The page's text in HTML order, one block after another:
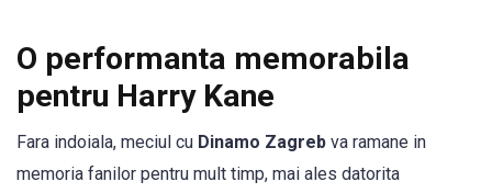
O performanta memorabila
pentru Harry Kane
Fara indoiala, meciul cu Dinamo Zagreb va ramane in
memoria fanilor pentru mult timp, mai ales datorita